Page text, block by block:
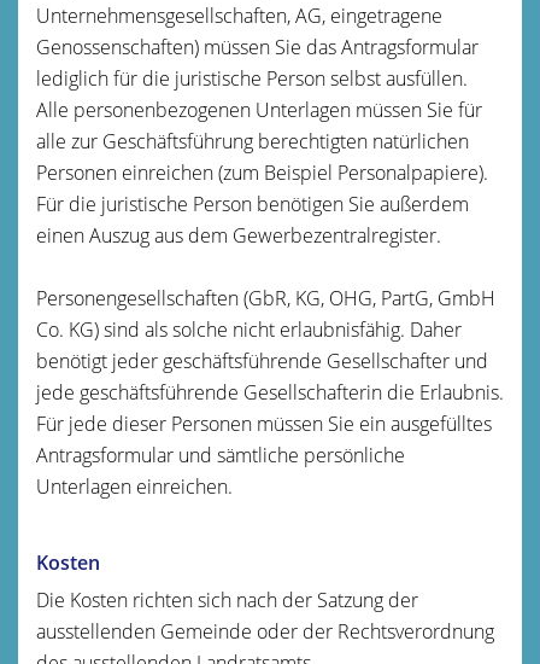
Unternehmensgesellschaften, AG, eingetragene
Genossenschaften) müssen Sie das Antragsformular
lediglich für die juristische Person selbst ausfüllen.
Alle personenbezogenen Unterlagen müssen Sie für
alle zur Geschäftsführung berechtigten natürlichen
Personen einreichen (zum Beispiel Personalpapiere).
Für die juristische Person benötigen Sie außerdem
einen Auszug aus dem Gewerbezentralregister.
Personengesellschaften (GbR, KG, OHG, PartG, GmbH
Co. KG) sind als solche nicht erlaubnisfähig. Daher
benötigt jeder geschäftsführende Gesellschafter und
jede geschäftsführende Gesellschafterin die Erlaubnis.
Für jede dieser Personen müssen Sie ein ausgefülltes
Antragsformular und sämtliche persönliche
Unterlagen einreichen.
Kosten
Die Kosten richten sich nach der Satzung der
ausstellenden Gemeinde oder der Rechtsverordnung